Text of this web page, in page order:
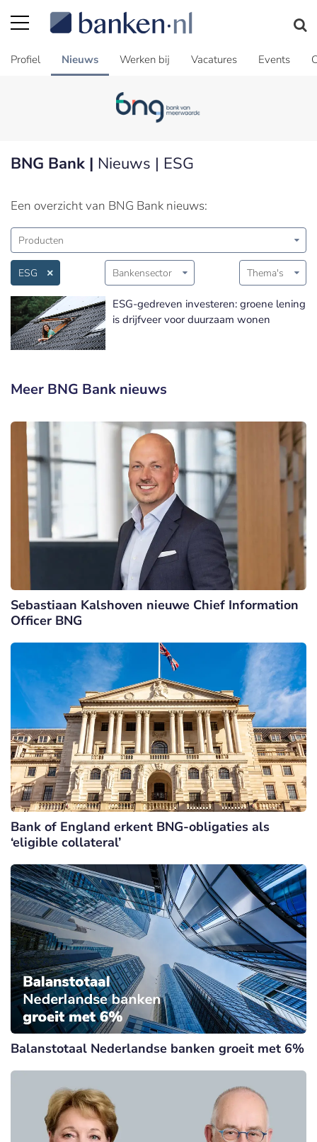
Profiel Nieuws Werken bij Vacatures Events
BNG Bank | Nieuws | ESG
Een overzicht van BNG Bank nieuws:
Producten
ESG Bankensector Thema's
ESG-gedreven investeren: groene lening
is drijfveer voor duurzaam wonen
Meer BNG Bank nieuws
Sebastiaan Kalshoven nieuwe Chief Information
Officer BNG
Bank of England erkent BNG-obligaties als
‘eligible collateral’
Balanstotaal Nederlandse banken groeit met 6%